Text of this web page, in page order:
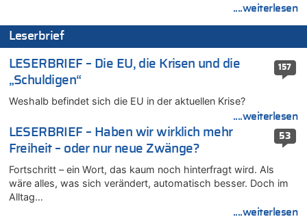
Leipzig, Mechernich und die Frage: Wer steckt hinter den
Drohnen mit Strengstoff? War es Russland?
Zwölf Jahre nach Aachener Bankraub: 70-Jähriger gefasst
08.08.2026 - 21:28 von Noah Parmentier zu
Leipzig, Mechernich und die Frage: Wer steckt hinter den
08.08.2026 - 21:11 von Mungo zu
Leipzig, Mechernich und die Frage: Wer steckt hinter den
08.08.2026 - 20:49 von Marcel Scholzen Eimerscheid zu
Leipzig, Mechernich und die Frage: Wer steckt hinter den
....weiterlesen
Leserbrief
157
LESERBRIEF – Die EU, die Krisen und die
„Schuldigen“
Weshalb befindet sich die EU in der aktuellen Krise?
....weiterlesen
53
LESERBRIEF – Haben wir wirklich mehr
Freiheit – oder nur neue Zwänge?
Fortschritt – ein Wort, das kaum noch hinterfragt wird. Als
wäre alles, was sich verändert, automatisch besser. Doch im
Alltag…
....weiterlesen